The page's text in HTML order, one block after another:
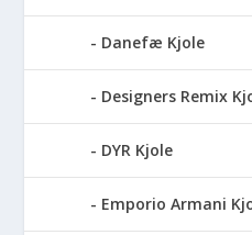
Danefæ Kjole
Designers Remix
DYR Kjole
Emporio Armani